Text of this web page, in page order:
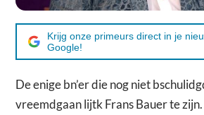
Krijg onze primeurs direct in je
Google!
De enige bn’er die nog niet
vreemdgaan lijtk Frans Bauer te zijn.